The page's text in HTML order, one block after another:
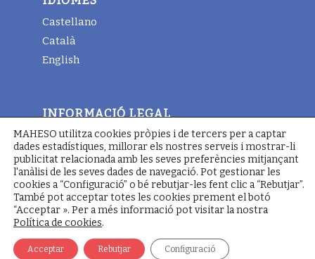
Castellano
Català
English
INFORMACIÓ LEGAL
Avis legal
Termes i condicions generals
Política de cookies
© Copyright - Maheso 2022 - Web designed by
Comunicación
MAHESO utilitza cookies pròpies i de tercers per a captar
dades estadístiques, millorar els nostres serveis i mostrar-li
publicitat relacionada amb les seves preferències mitjançant
l'anàlisi de les seves dades de navegació. Pot gestionar les
cookies a “Configuració” o bé rebutjar-les fent clic a “Rebutjar”.
També pot acceptar totes les cookies prement el botó
“Acceptar ». Per a més informació pot visitar la nostra
Política de cookies.
Acceptar Rebutjar Configuració